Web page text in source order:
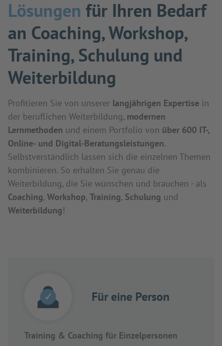
Lösungen für Ihren Bedarf
an Coaching, Workshop,
Training, Schulung und
Weiterbildung
Profitieren Sie von unserer langjährigen Expertise in
der beruflichen Weiterbildung, modernen
Lernmethoden und einem Portfolio von über 600 IT-,
Online- und Digital-Beratungsleistungen.
Selbstverständlich lassen sich die einzelnen Themen
kombinieren. So erhalten Sie genau die
Weiterbildung, die Sie wünschen und brauchen - als
Coaching, Workshop, Training, Schulung und
Weiterbildung!
✓ Für eine Person
Training & Coaching für Einzelpersonen